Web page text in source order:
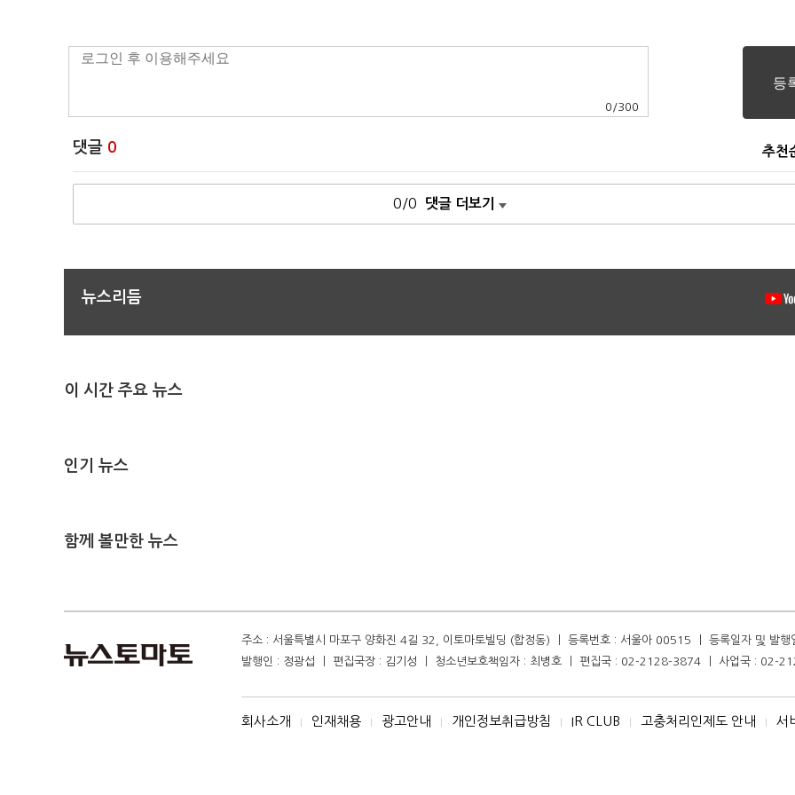
0 /300
댓글 0 추천
0/0 댓글 더보기
뉴스리듬
이 시간 주요 뉴스
인기 뉴스
함께 볼만한 뉴스
주소 : 서울특별시 마포구 양화진 4길 32, 이토마토빌딩 (합정동) ㅣ 등록번호 : 서울아 00515 ㅣ 등록일자 및 발
발행인 : 정광섭 ㅣ 편집국장 : 김기성 ㅣ 청소년보호책임자 : 최병호 ㅣ 편집국 : 02-2128-3874 ㅣ 사업국 : 02-
회사소개 I 인재채용 I 광고안내 I 개인정보취급방침 I IR CLUB I 고충처리인제도 안내 I 서